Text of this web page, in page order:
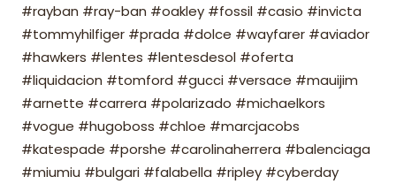
#rayban #ray-ban #oakley #fossil #casio #invicta
#tommyhilfiger #prada #dolce #wayfarer #aviador
#hawkers #lentes #lentesdesol #oferta
#liquidacion #tomford #gucci #versace #mauijim
#arnette #carrera #polarizado #michaelkors
#vogue #hugoboss #chloe #marcjacobs
#katespade #porshe #carolinaherrera #balenciaga
#miumiu #bulgari #falabella #ripley #cyberday